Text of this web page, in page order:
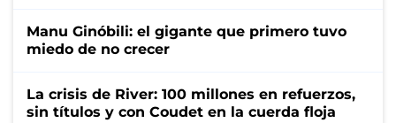
Manu Ginóbili: el gigante que primero tuvo
miedo de no crecer
La crisis de River: 100 millones en refuerzos,
sin títulos y con Coudet en la cuerda floja